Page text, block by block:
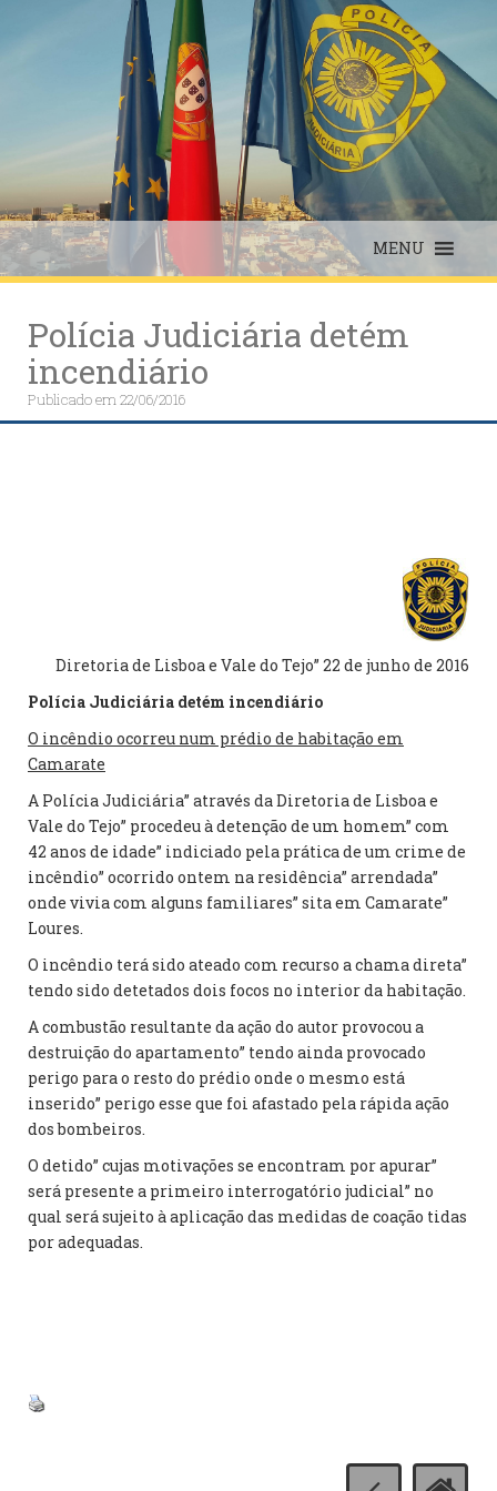
MENU
Polícia Judiciária detém
incendiário
Publicado em22/06/2016
Diretoria de Lisboa e Vale do Tejo” 22 de junho de 2016
Polícia Judiciária detém incendiário
O incêndio ocorreu num prédio de habitação em
Camarate
A Polícia Judiciária” através da Diretoria de Lisboa e
Vale do Tejo” procedeu à detenção de um homem” com
42 anos de idade” indiciado pela prática de um crime de
incêndio” ocorrido ontem na residência” arrendada”
onde vivia com alguns familiares” sita em Camarate”
Loures.
O incêndio terá sido ateado com recurso a chama direta”
tendo sido detetados dois focos no interior da habitação.
A combustão resultante da ação do autor provocou a
destruição do apartamento” tendo ainda provocado
perigo para o resto do prédio onde o mesmo está
inserido” perigo esse que foi afastado pela rápida ação
dos bombeiros.
O detido” cujas motivações se encontram por apurar”
será presente a primeiro interrogatório judicial” no
qual será sujeito à aplicação das medidas de coação tidas
por adequadas.